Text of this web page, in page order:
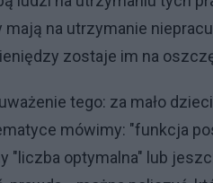
na utrzymanie
zostaje im na
tego: za mało
mówimy: "funkcja
"liczba optymalna" lub